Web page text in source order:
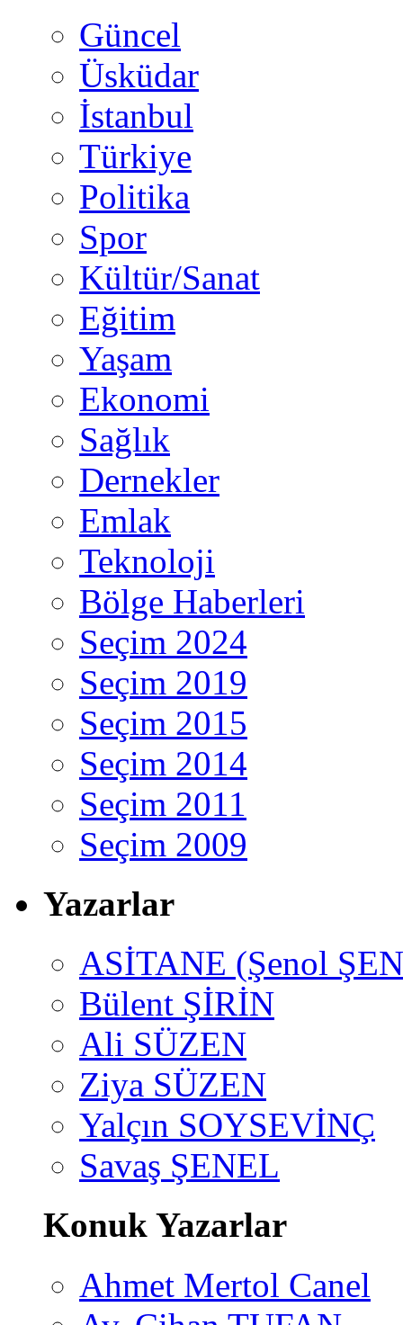
Güncel
Üsküdar
İstanbul
Türkiye
Politika
Spor
Kültür/Sanat
Eğitim
Yaşam
Ekonomi
Sağlık
Dernekler
Emlak
Teknoloji
Bölge Haberleri
Seçim 2024
Seçim 2019
Seçim 2015
Seçim 2014
Seçim 2011
Seçim 2009
Yazarlar
ASİTANE (Şenol
Bülent ŞİRİN
Ali SÜZEN
Ziya SÜZEN
Yalçın SOYSEVİNÇ
Savaş ŞENEL
Konuk Yazarlar
Ahmet Mertol Canel